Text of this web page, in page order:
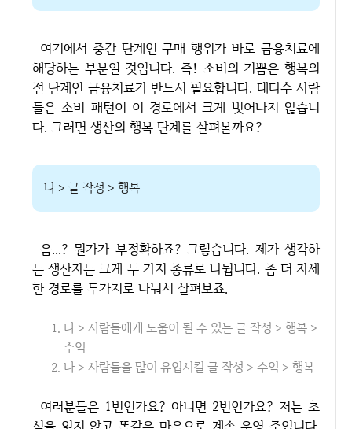
여기에서 중간 단계인 구매 행위가 바로 금융치료에
해당하는 부분일 것입니다. 즉! 소비의 기쁨은 행복의
전 단계인 금융치료가 반드시 필요합니다. 대다수 사람
들은 소비 패턴이 이 경로에서 크게 벗어나지 않습니
다. 그러면 생산의 행복 단계를 살펴볼까요?
나 > 글 작성 > 행복
음...? 뭔가가 부정확하죠? 그렇습니다. 제가 생각하
는 생산자는 크게 두 가지 종류로 나뉩니다. 좀 더 자세
한 경로를 두가지로 나눠서 살펴보죠.
나 > 사람들에게 도움이 될 수 있는 글 작성 > 행복 >
수익
나 > 사람들을 많이 유입시킬 글 작성 > 수익 > 행복
여러분들은 1번인가요? 아니면 2번인가요? 저는 초